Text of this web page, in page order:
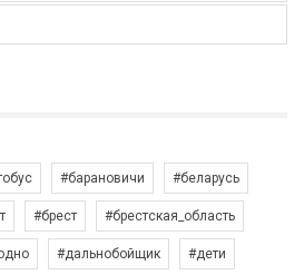
#барановичи #беларусь
#брест #брестская_область
#дальнобойщик #дети